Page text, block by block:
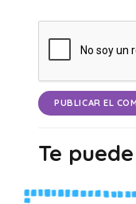
PUBLICAR EL
Te